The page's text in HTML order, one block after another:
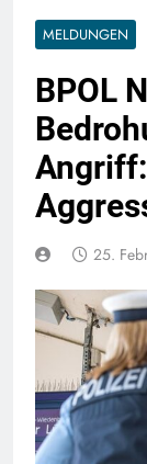
MELDUNGEN
BPOL
25.